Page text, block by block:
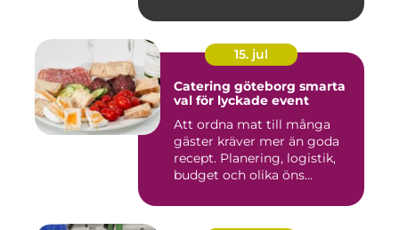
15. jul
Catering göteborg smarta
val för lyckade event
Att ordna mat till många
gäster kräver mer än goda
recept. Planering, logistik,
budget och olika öns...